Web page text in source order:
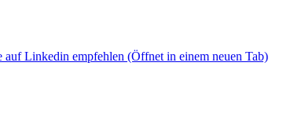
auf Linkedin empfehlen (Öffnet in einem neuen Tab)